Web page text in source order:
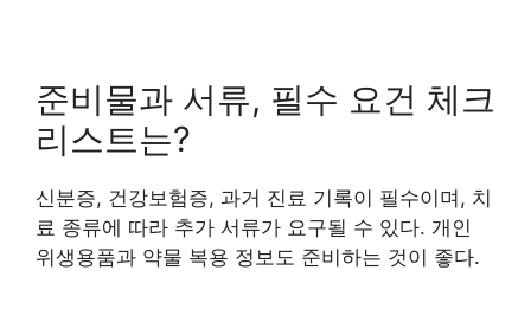
준비물과 서류, 필수 요건 체크
리스트는?
신분증, 건강보험증, 과거 진료 기록이 필수이며, 치
료 종류에 따라 추가 서류가 요구될 수 있다. 개인
위생용품과 약물 복용 정보도 준비하는 것이 좋다.